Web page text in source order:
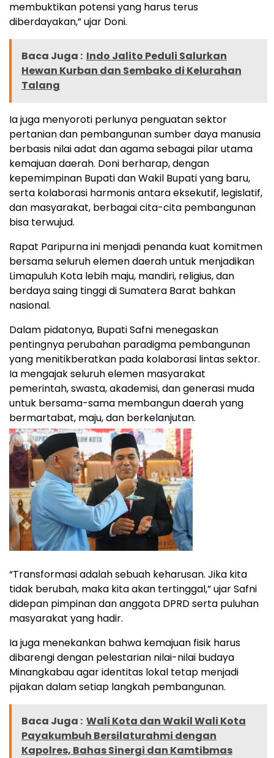
membuktikan potensi yang harus terus
diberdayakan,” ujar Doni.
Baca Juga : Indo Jalito Peduli Salurkan
Hewan Kurban dan Sembako di Kelurahan
Talang
Ia juga menyoroti perlunya penguatan sektor
pertanian dan pembangunan sumber daya manusia
berbasis nilai adat dan agama sebagai pilar utama
kemajuan daerah. Doni berharap, dengan
kepemimpinan Bupati dan Wakil Bupati yang baru,
serta kolaborasi harmonis antara eksekutif, legislatif,
dan masyarakat, berbagai cita-cita pembangunan
bisa terwujud.
Rapat Paripurna ini menjadi penanda kuat komitmen
bersama seluruh elemen daerah untuk menjadikan
Limapuluh Kota lebih maju, mandiri, religius, dan
berdaya saing tinggi di Sumatera Barat bahkan
nasional.
Dalam pidatonya, Bupati Safni menegaskan
pentingnya perubahan paradigma pembangunan
yang menitikberatkan pada kolaborasi lintas sektor.
Ia mengajak seluruh elemen masyarakat
pemerintah, swasta, akademisi, dan generasi muda
untuk bersama-sama membangun daerah yang
bermartabat, maju, dan berkelanjutan.
“Transformasi adalah sebuah keharusan. Jika kita
tidak berubah, maka kita akan tertinggal,” ujar Safni
didepan pimpinan dan anggota DPRD serta puluhan
masyarakat yang hadir.
Ia juga menekankan bahwa kemajuan fisik harus
dibarengi dengan pelestarian nilai-nilai budaya
Minangkabau agar identitas lokal tetap menjadi
pijakan dalam setiap langkah pembangunan.
Baca Juga : Wali Kota dan Wakil Wali Kota
Payakumbuh Bersilaturahmi dengan
Kapolres, Bahas Sinergi dan Kamtibmas